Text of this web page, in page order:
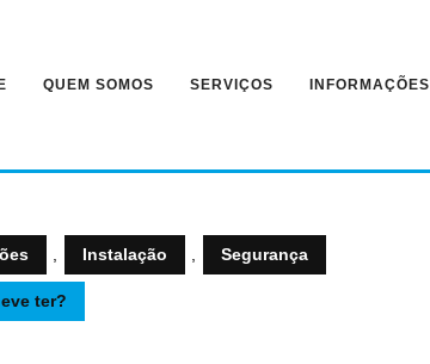
QUEM SOMOS SERVIÇOS INFORMAÇÕES
Instalação Segurança
ter?